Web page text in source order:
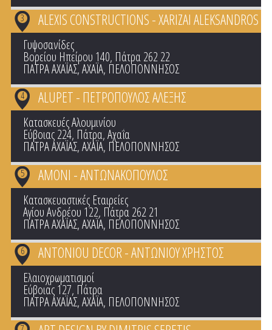
ALEXIS CONSTRUCTIONS - XARIZAI ALEKSANDROS
3
Γυψοσανίδες
Βορείου Ηπείρου 140, Πάτρα 262 22
ΠΑΤΡΑ ΑΧΑΪΑΣ,ΑΧΑΪΑ, ΠΕΛΟΠΟΝΝΗΣΟΣ
ALUPET - ΠΕΤΡΟΠΟΥΛΟΣ ΑΛΕΞΗΣ
4
Κατασκευές Αλουμινίου
Εύβοιας 224, Πάτρα, Αχαΐα
ΠΑΤΡΑ ΑΧΑΪΑΣ,ΑΧΑΪΑ, ΠΕΛΟΠΟΝΝΗΣΟΣ
AMONI - ΑΝΤΩΝΑΚΟΠΟΥΛΟΣ
5
Κατασκευαστικές Εταιρείες
Αγίου Ανδρέου 122, Πάτρα 262 21
ΠΑΤΡΑ ΑΧΑΪΑΣ,ΑΧΑΪΑ, ΠΕΛΟΠΟΝΝΗΣΟΣ
ANTONIOU DECOR - ΑΝΤΩΝΙΟΥ ΧΡΗΣΤΟΣ
6
Ελαιοχρωματισμοί
Εύβοιας 127, Πάτρα
ΠΑΤΡΑ ΑΧΑΪΑΣ,ΑΧΑΪΑ, ΠΕΛΟΠΟΝΝΗΣΟΣ